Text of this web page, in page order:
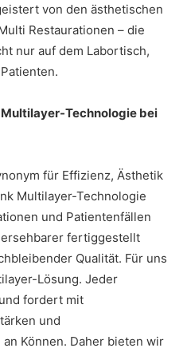
von den ästhetischen
Restaurationen – die
nur auf dem Labortisch,
Technologie bei
für Effizienz, Ästhetik
Multilayer-Technologie
und Patientenfällen
fertiggestellt
Qualität. Für uns
Lösung. Jeder
fordert mit
und
Können. Daher bieten wir